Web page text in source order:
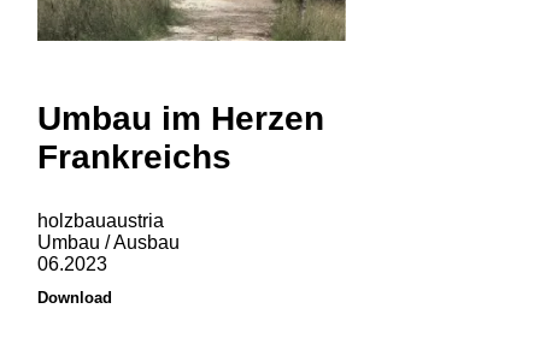
Umbau im Herzen
Frankreichs
holzbauaustria
Umbau / Ausbau
06.2023
Download